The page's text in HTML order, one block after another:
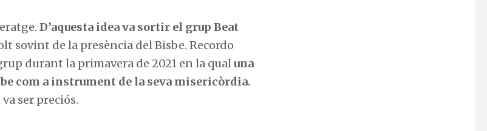
D’aquesta idea va sortir el grup Beat
sovint de la presència del Bisbe. Recordo
durant la primavera de 2021 en la qualuna
com a instrument de la seva misericòrdia.
ser preciós.